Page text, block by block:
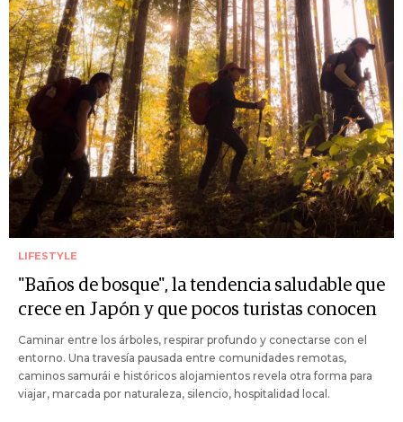
LIFESTYLE
"Baños de bosque", la tendencia saludable que
crece en Japón y que pocos turistas conocen
Caminar entre los árboles, respirar profundo y conectarse con el
entorno. Una travesía pausada entre comunidades remotas,
caminos samurái e históricos alojamientos revela otra forma para
viajar, marcada por naturaleza, silencio, hospitalidad local.